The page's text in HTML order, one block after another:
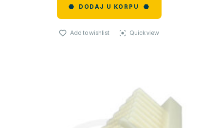
DODAJ U KORPU
Add to wishlist Quick view